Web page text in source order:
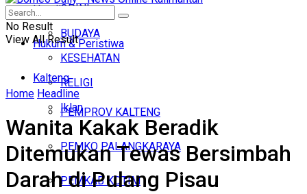
OPINI
BUDAYA
KESEHATAN
RELIGI
Iklan
Sabtu, Agustus 8, 2026
Headline
Hukum & Peristiwa
Kalteng
PEMPROV KALTENG
PEMKO PALANGKARAYA
PEMKAB KOTIM
No Result
View All Result
Home Headline
Wanita Kakak Beradik
Ditemukan Tewas Bersimbah
Darah di Pulang Pisau